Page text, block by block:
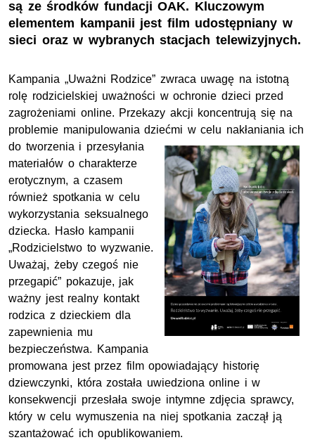
są ze środków fundacji OAK. Kluczowym
elementem kampanii jest film udostępniany w
sieci oraz w wybranych stacjach telewizyjnych.
Kampania „Uważni Rodzice” zwraca uwagę na istotną
rolę rodzicielskiej uważności w ochronie dzieci przed
zagrożeniami online. Przekazy akcji koncentrują się na
problemie manipulowania dziećmi w celu nakłaniania ich
do tworzenia i przesyłania
materiałów o charakterze
erotycznym, a czasem
również spotkania w celu
wykorzystania seksualnego
dziecka. Hasło kampanii
„Rodzicielstwo to wyzwanie.
Uważaj, żeby czegoś nie
przegapić” pokazuje, jak
ważny jest realny kontakt
rodzica z dzieckiem dla
zapewnienia mu
bezpieczeństwa. Kampania
promowana jest przez film opowiadający historię
dziewczynki, która została uwiedziona online i w
konsekwencji przesłała swoje intymne zdjęcia sprawcy,
który w celu wymuszenia na niej spotkania zaczął ją
szantażować ich opublikowaniem.